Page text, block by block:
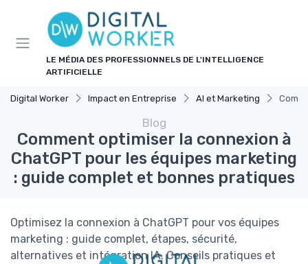
LE MÉDIA DES PROFESSIONNELS DE L'INTELLIGENCE
ARTIFICIELLE
Digital Worker Impact en Entreprise AI et Marketing
Blog
Comment optimiser la connexion à
ChatGPT pour les équipes marketing
: guide complet et bonnes pratiques
Optimisez la connexion à ChatGPT pour vos équipes
marketing : guide complet, étapes, sécurité,
alternatives et intégration IA. Conseils pratiques et